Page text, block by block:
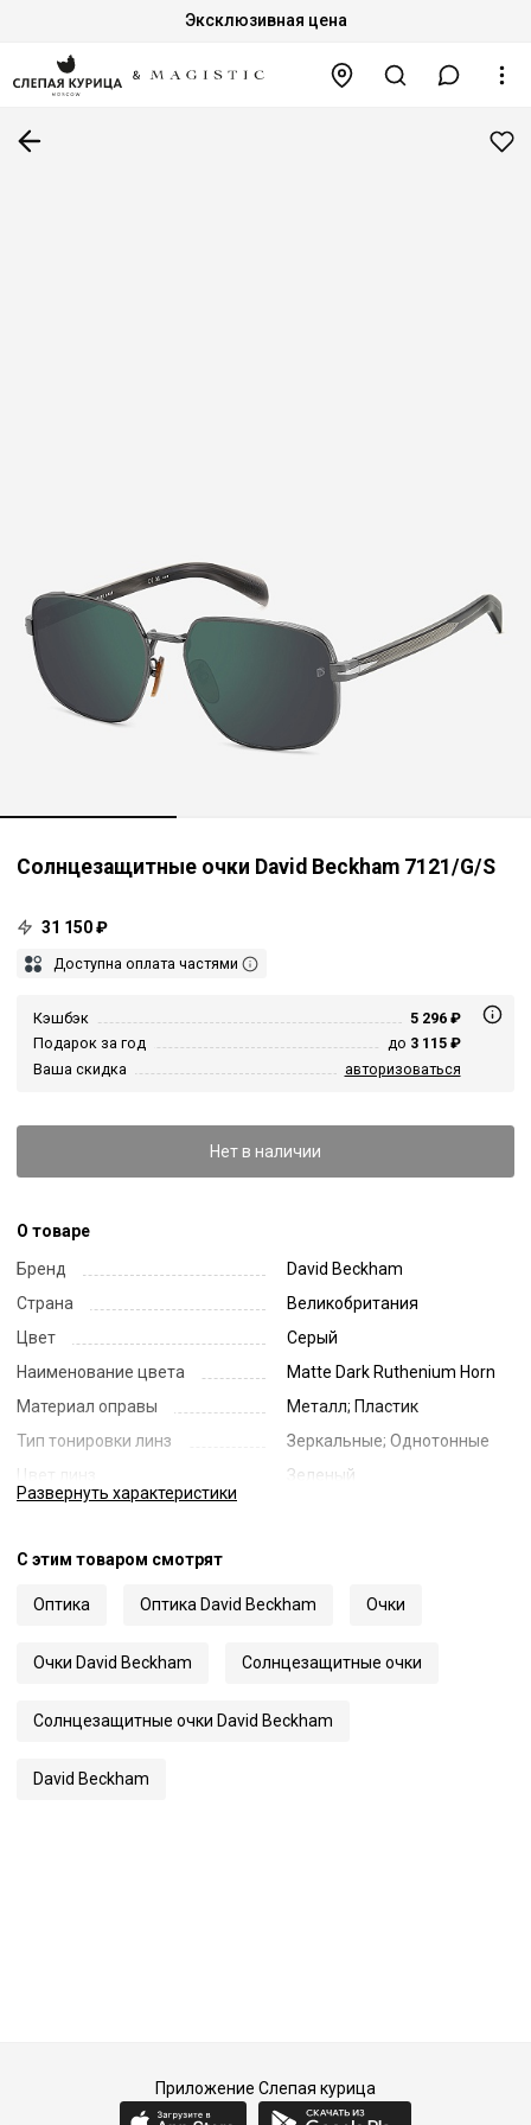
Эксклюзивная цена
Солнцезащитные очки David Beckham 7121/G/S
31 150 ₽
Доступна оплата частями
Кэшбэк
5 296 ₽
Подарок за год
до 3 115 ₽
Ваша скидка
авторизоваться
Нет в наличии
О товаре
Бренд
David Beckham
Страна
Великобритания
Цвет
Серый
Наименование цвета
Matte Dark Ruthenium Horn
Материал оправы
Металл; Пластик
Тип тонировки линз
Зеркальные; Однотонные
Цвет линз
Зеленый
Длина заушника
145
Развернуть характеристики
С этим товаром смотрят
Оптика Оптика David Beckham Очки
Очки David Beckham Солнцезащитные очки
Солнцезащитные очки David Beckham
David Beckham
Приложение Слепая курица